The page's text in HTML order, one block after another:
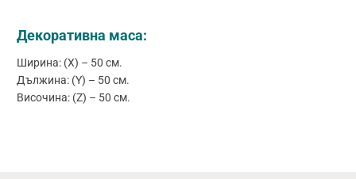
Декоративна маса:
Ширина: (X) – 50 см.
Дължина: (Y) – 50 см.
Височина: (Z) – 50 см.